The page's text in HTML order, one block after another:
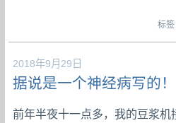
标签
2018年9月29日
据说是一个神经病写的！
前年半夜十一点多，我的豆浆机